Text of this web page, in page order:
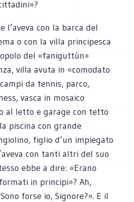
l’aveva con la barca del
o con la villa principesca
del «faniguttùn»
villa avuta in «comodato
da tennis, parco,
vasca in mosaico
al letto e garage con tetto
piscina con grande
figlio d’un impiegato
con tanti altri del suo
ebbe a dire: «Erano
in principi»? Ah,
forse io, Signore?». E il